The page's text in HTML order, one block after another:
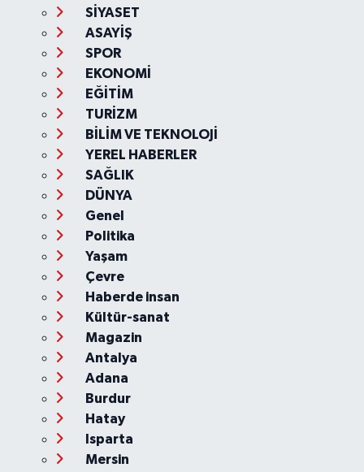
SİYASET
ASAYİŞ
SPOR
EKONOMİ
EĞİTİM
TURİZM
BİLİM VE TEKNOLOJİ
YEREL HABERLER
SAĞLIK
DÜNYA
Genel
Politika
Yaşam
Çevre
Haberde insan
Kültür-sanat
Magazin
Antalya
Adana
Burdur
Hatay
Isparta
Mersin